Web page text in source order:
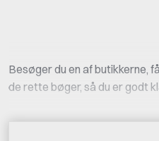
Besøger du en af butikkerne,
de rette bøger, så du er godt